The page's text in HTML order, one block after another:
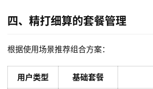
带
随
四、精打细算的套餐管理
根据使用场景推荐组合方案：
用户类型 基础套餐